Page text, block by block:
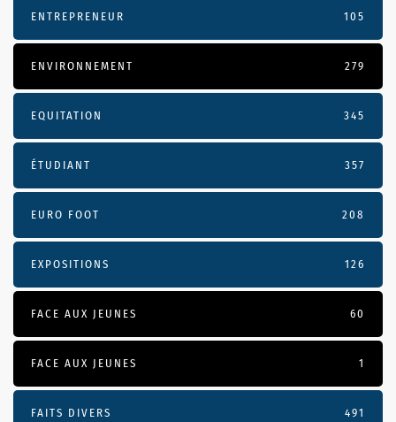
ENTREPRENEUR 105
ENVIRONNEMENT 279
EQUITATION 345
ÉTUDIANT 357
EURO FOOT 208
EXPOSITIONS 126
FACE AUX JEUNES 60
FACE AUX JEUNES 1
FAITS DIVERS 491